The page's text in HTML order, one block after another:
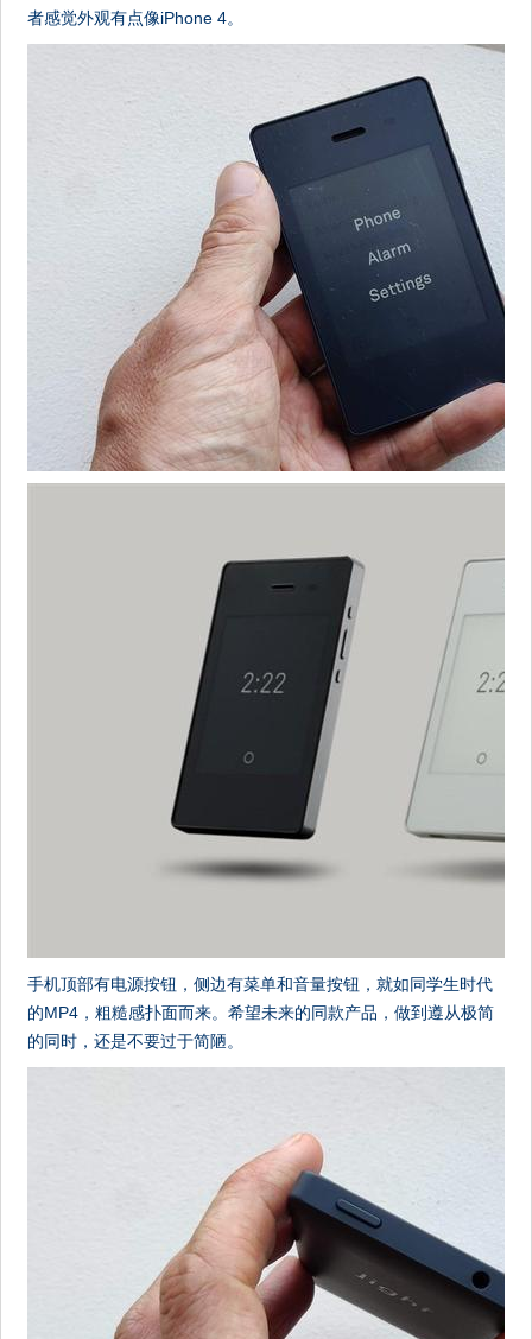
者感觉外观有点像iPhone 4。
手机顶部有电源按钮，侧边有菜单和音量按钮，就如同学生时代
的MP4，粗糙感扑面而来。希望未来的同款产品，做到遵从极简
的同时，还是不要过于简陋。